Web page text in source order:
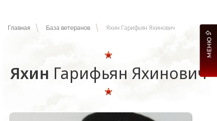
Главная База ветеранов Яхин Гарифьян Яхинович
Яхин Гарифьян Яхинович
МЕНЮ